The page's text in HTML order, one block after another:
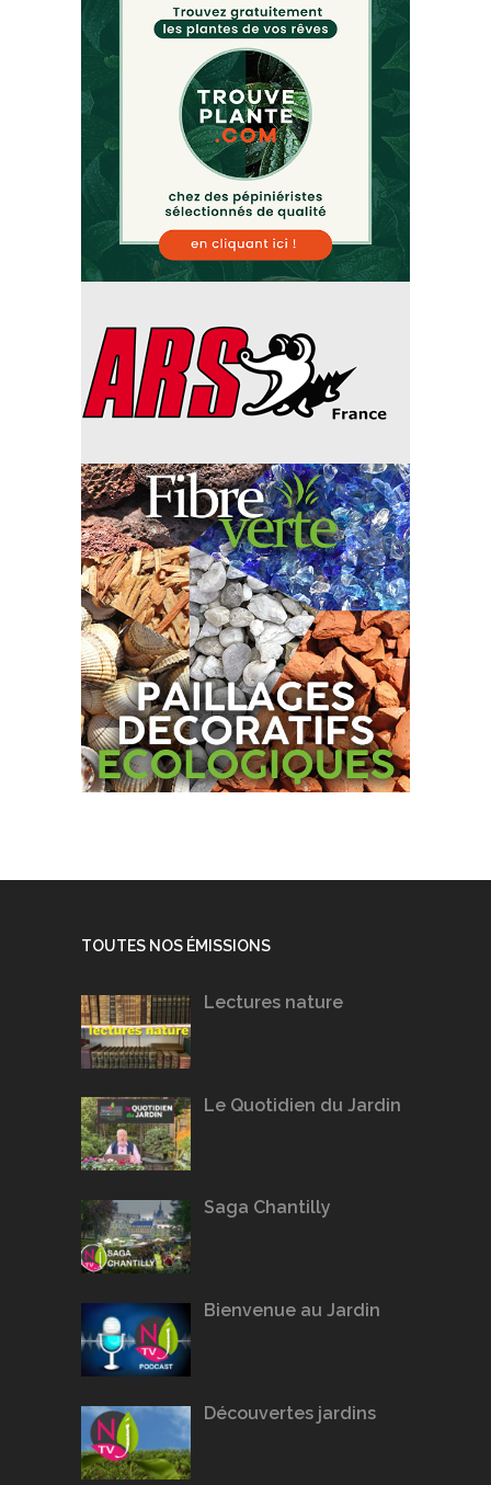
TOUTES NOS ÉMISSIONS
Lectures nature
Le Quotidien du Jardin
Saga Chantilly
Bienvenue au Jardin
Découvertes jardins